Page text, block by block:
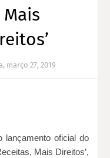
março 27, 2019
lançamento oficial do
Mais Direitos’,